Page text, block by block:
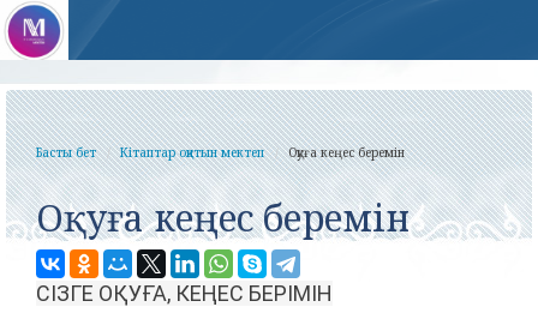
Басты бет Кітаптар оқитын мектеп Оқуға кеңес беремін
Оқуға кеңес беремін
СІЗГЕ ОҚУҒА, КЕҢЕС БЕРІМІН